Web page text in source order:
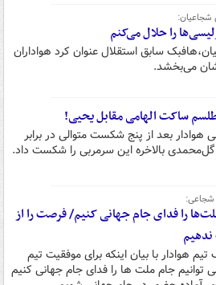
شجاعیان:
را حلال می‌کنم
سابق استقلال عنوان کرد هواداران
می‌بخشد.
طلسم ساکت الهامی مقابل یحیی!
هوادار بعد از پنج شکست متوالی در برابر
بالاخره این سرمربی را شکست داد.
را فدای جام جهانی کنیم/ فرصت را از
هوادار با بیان اینکه برای موفقیت تیم
توانیم جام ملت ها را فدای جام جهانی کنیم